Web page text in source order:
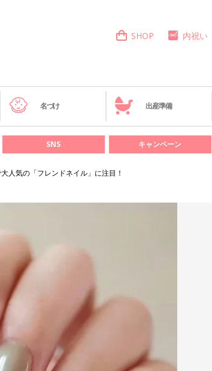
SHOP 内祝い
名づけ 出産準備
SNS キャンペーン
人気の「フレンドネイル」に注目！